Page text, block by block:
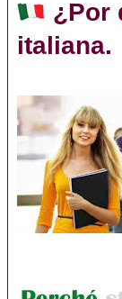
¿Por
italiana.